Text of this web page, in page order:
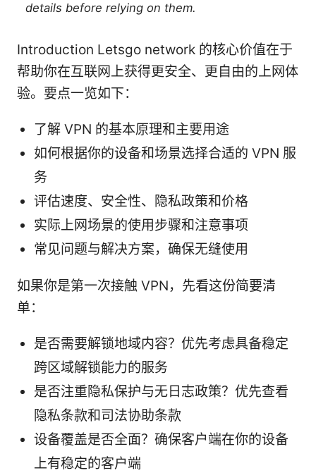
details before relying on them.
Introduction Letsgo network 的核心价值在于
帮助你在互联网上获得更安全、更自由的上网体
验。要点一览如下：
了解 VPN 的基本原理和主要用途
如何根据你的设备和场景选择合适的 VPN 服
务
评估速度、安全性、隐私政策和价格
实际上网场景的使用步骤和注意事项
常见问题与解决方案，确保无缝使用
如果你是第一次接触 VPN，先看这份简要清
单：
是否需要解锁地域内容？优先考虑具备稳定
跨区域解锁能力的服务
是否注重隐私保护与无日志政策？优先查看
隐私条款和司法协助条款
设备覆盖是否全面？确保客户端在你的设备
上有稳定的客户端